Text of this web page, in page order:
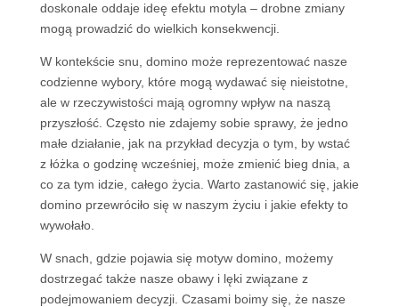
doskonale oddaje ideę efektu motyla – drobne zmiany
mogą prowadzić do wielkich konsekwencji.
W kontekście snu, domino może reprezentować nasze
codzienne wybory, które mogą wydawać się nieistotne,
ale w rzeczywistości mają ogromny wpływ na naszą
przyszłość. Często nie zdajemy sobie sprawy, że jedno
małe działanie, jak na przykład decyzja o tym, by wstać
z łóżka o godzinę wcześniej, może zmienić bieg dnia, a
co za tym idzie, całego życia. Warto zastanowić się, jakie
domino przewróciło się w naszym życiu i jakie efekty to
wywołało.
W snach, gdzie pojawia się motyw domino, możemy
dostrzegać także nasze obawy i lęki związane z
podejmowaniem decyzji. Czasami boimy się, że nasze